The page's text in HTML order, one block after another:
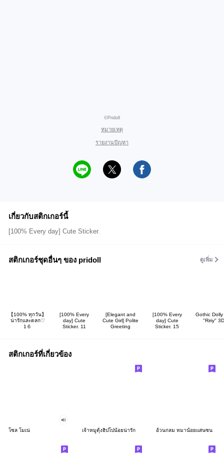
©Pridoll
หมายเหตุ
รายงานปัญหา
เกี่ยวกับสติกเกอร์นี้
[100% Every day] Cute Sticker.
สติกเกอร์ชุดอื่นๆ ของ pridoll ดูเพิ่ม
【100% ทุกวัน】
น่ารักและตลก♡
1６
[100% Every
day] Cute
Sticker. 11
[Elegant and
Cute Girl] Polite
Greeting
[100% Every
day] Cute
Sticker. 15
Gothic Dolly
"Ririy" 3D
สติกเกอร์ที่เกี่ยวข้อง
โซล โมเน่ เจ้าหมูดุ้งฮิปโปน้อยน่ารัก อ้วนกลม หมาน้อยแสนซน